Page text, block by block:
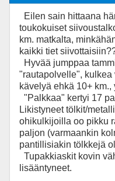
Eilen sain hittaana
toukokuiset
km. matkalta,
kaikki tiet
Hyvää jumppaa
"rautapolvelle", kulkea
kävelyä ehkä 10+
"Palkkaa" kertyi 17
Likistyneet tölkit/
ohikulkijoilla oo pikku
paljon (varmaankin
pantillisiakin tölkkejä
Tupakkiaskit kovin
lisääntyneet.